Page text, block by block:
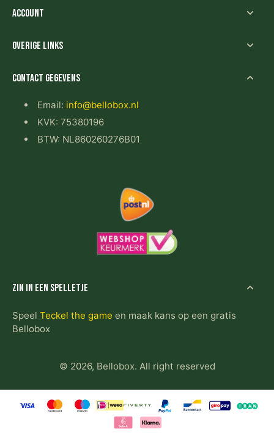
Account
Overige links
Contact gegevens
Email: info@bellobox.nl
KVK: 75380196
BTW: NL860260276B01
Zin in een spelletje
Speel Teckel the game en maak kans op een gratis
Bellobox
© 2026, Bellobox. All right reserved